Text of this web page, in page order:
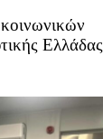
Ελλάδας